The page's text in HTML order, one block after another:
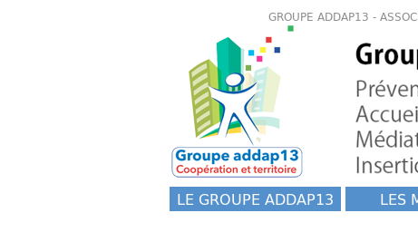
GROUPE ADDAP13 -
LE GROUPE ADDAP13 LES